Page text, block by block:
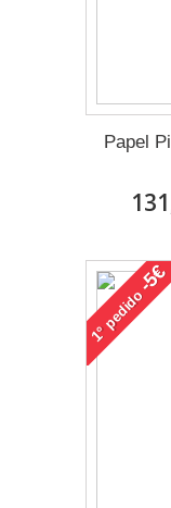
Papel
1°
pedido
-5€